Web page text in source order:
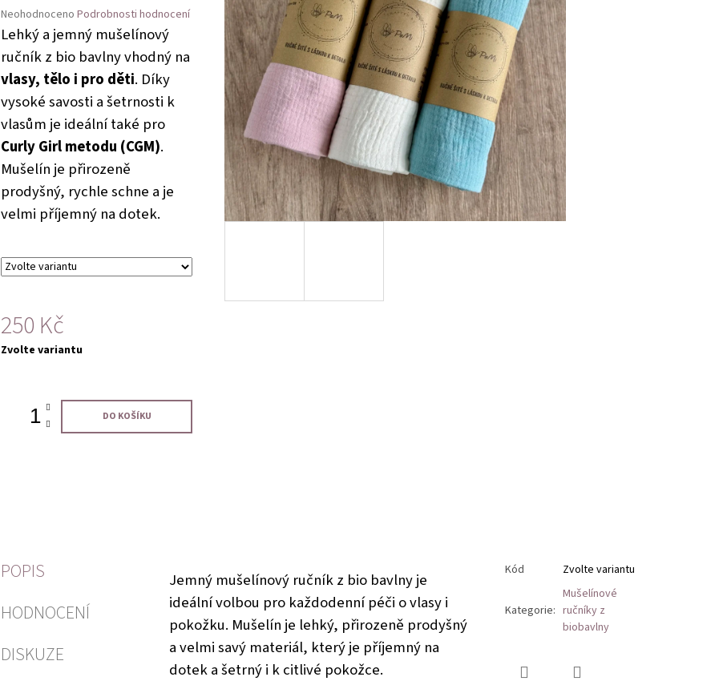
Průměrné
hodnocení
produktu
je
0,0
z
hvězdiček.
Neohodnoceno Podrobnosti hodnocení
Lehký a jemný mušelínový
ručník z bio bavlny vhodný na
vlasy, tělo i pro děti. Díky
vysoké savosti a šetrnosti k
vlasům je ideální také pro
Curly Girl metodu (CGM).
Mušelín je přirozeně
prodyšný, rychle schne a je
velmi příjemný na dotek.
250 Kč
Měrná
Zvolte variantu
DO KOŠÍKU
POPIS
HODNOCENÍ
DISKUZE
Jemný mušelínový ručník z bio bavlny je
ideální volbou pro každodenní péči o vlasy i
pokožku. Mušelín je lehký, přirozeně prodyšný
a velmi savý materiál, který je příjemný na
dotek a šetrný i k citlivé pokožce.
Kód Zvolte variantu
Kategorie:
Mušelínové
ručníky z
biobavlny